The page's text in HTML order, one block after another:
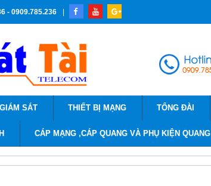
- 0909.785.236
SÁT THIẾT BỊ MẠNG TỔNG ĐÀI
CÁP MẠNG ,CÁP QUANG VÀ PHỤ KIỆN QUANG